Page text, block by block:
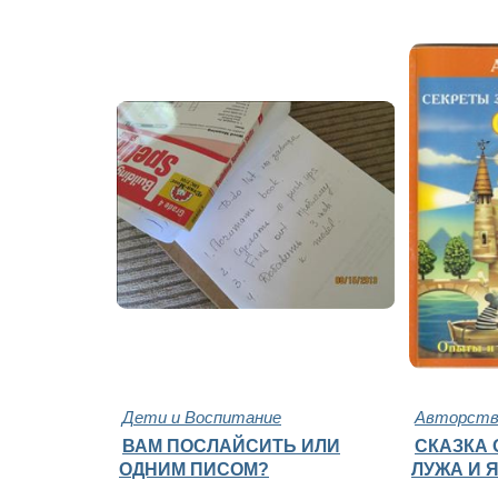
Дети и Воспитание
ВАМ ПОСЛАЙСИТЬ ИЛИ
ОДНИМ ПИСОМ?
СКАЗКА
ЛУЖА И